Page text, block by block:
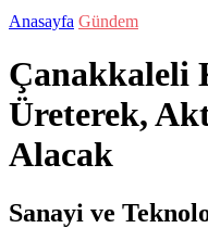
Anasayfa Gündem
Çanakkaleli
Üreterek,
Alacak
Sanayi ve